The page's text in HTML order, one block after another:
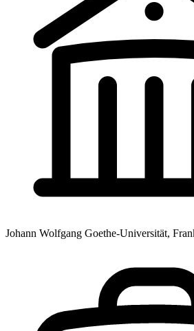
Johann Wolfgang Goethe-Universität,